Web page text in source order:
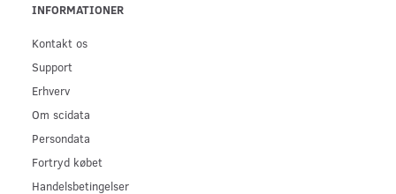
INFORMATIONER
Kontakt os
Support
Erhverv
Om scidata
Persondata
Fortryd købet
Handelsbetingelser